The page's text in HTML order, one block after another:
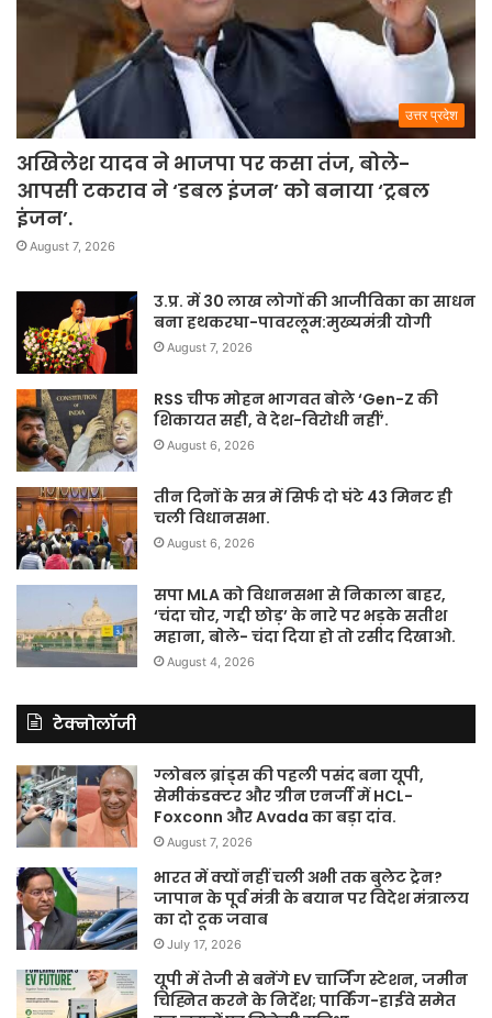
उत्तर प्रदेश
अखिलेश यादव ने भाजपा पर कसा तंज, बोले-
आपसी टकराव ने ‘डबल इंजन’ को बनाया ‘ट्रबल
इंजन’.
August 7, 2026
उ.प्र. में 30 लाख लोगों की आजीविका का साधन
बना हथकरघा-पावरलूम:मुख्यमंत्री योगी
August 7, 2026
RSS चीफ मोहन भागवत बोले ‘Gen-Z की
शिकायत सही, वे देश-विरोधी नहीं’.
August 6, 2026
तीन दिनों के सत्र में सिर्फ दो घंटे 43 मिनट ही
चली विधानसभा.
August 6, 2026
सपा MLA को विधानसभा से निकाला बाहर,
‘चंदा चोर, गद्दी छोड़’ के नारे पर भड़के सतीश
महाना, बोले- चंदा दिया हो तो रसीद दिखाओ.
August 4, 2026
टेक्नोलॉजी
ग्लोबल ब्रांड्स की पहली पसंद बना यूपी,
सेमीकंडक्टर और ग्रीन एनर्जी में HCL-
Foxconn और Avada का बड़ा दांव.
August 7, 2026
भारत में क्यों नहीं चली अभी तक बुलेट ट्रेन?
जापान के पूर्व मंत्री के बयान पर विदेश मंत्रालय
का दो टूक जवाब
July 17, 2026
यूपी में तेजी से बनेंगे EV चार्जिंग स्टेशन, जमीन
चिह्नित करने के निर्देश; पार्किंग-हाईवे समेत